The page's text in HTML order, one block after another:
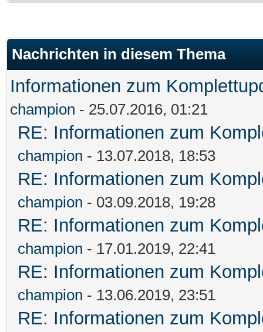
Nachrichten in diesem Thema
Informationen zum
champion - 25.07.2016, 01:21
RE: Informationen zum
champion - 13.07.2018, 18:53
RE: Informationen zum
champion - 03.09.2018, 19:28
RE: Informationen zum
champion - 17.01.2019, 22:41
RE: Informationen zum
champion - 13.06.2019, 23:51
RE: Informationen zum